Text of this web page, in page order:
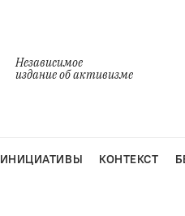
Независимое
издание об активизме
ИНИЦИАТИВЫ КОНТЕКСТ